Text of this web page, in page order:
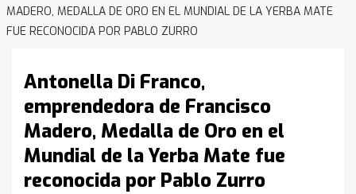
MADERO, MEDALLA DE ORO EN EL MUNDIAL DE LA YERBA MATE
FUE RECONOCIDA POR PABLO ZURRO
Antonella Di Franco,
emprendedora de Francisco
Madero, Medalla de Oro en el
Mundial de la Yerba Mate fue
reconocida por Pablo Zurro